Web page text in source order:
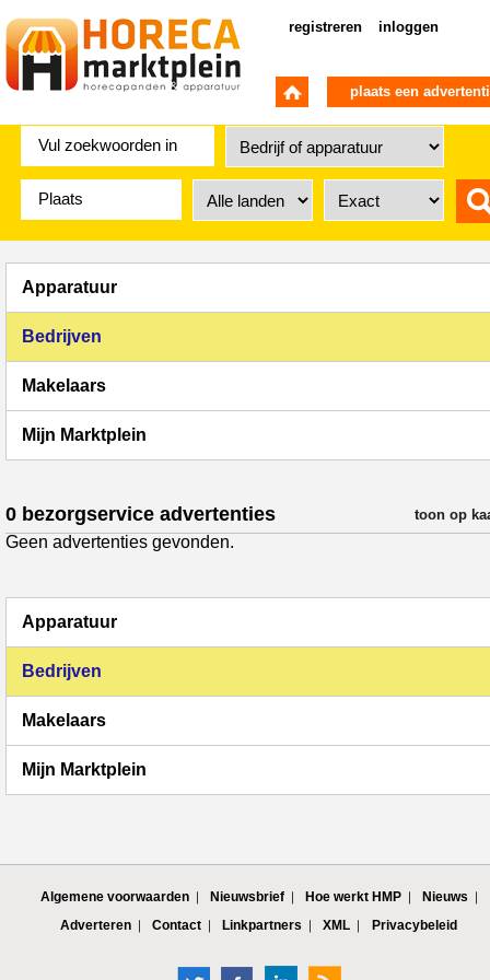
registreren inloggen
plaats een
Apparatuur
Bedrijven
Makelaars
Mijn Marktplein
0 bezorgservice advertenties verfijn
toon op
Geen advertenties gevonden.
Apparatuur
Bedrijven
Makelaars
Mijn Marktplein
Algemene voorwaarden Nieuwsbrief Hoe werkt HMP
Nieuws
Adverteren
Contact Linkpartners XML Privacybeleid